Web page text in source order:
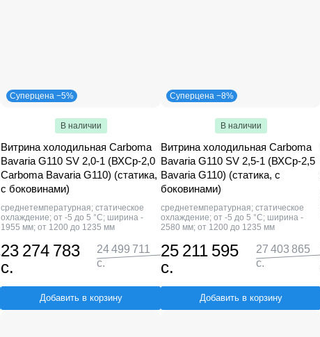
Суперцена −5%
В наличии
Витрина холодильная Carboma
Bavaria G110 SV 2,0-1 (ВХСр-2,0
Сarboma Bavaria G110) (статика,
с боковинами)
среднетемпературная; статическое
охлаждение; от -5 до 5 °C; ширина -
1955 мм; от 1200 до 1235 мм
23 274 783
с.
24 499 711
с.
Добавить в корзину
Суперцена −8%
В наличии
Витрина холодильная Carboma
Bavaria G110 SV 2,5-1 (ВХСр-2,5
Bavaria G110) (статика, с
боковинами)
среднетемпературная; статическое
охлаждение; от -5 до 5 °C; ширина -
2580 мм; от 1200 до 1235 мм
25 211 595
с.
27 403 865
с.
Добавить в корзину